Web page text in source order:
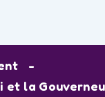
et la